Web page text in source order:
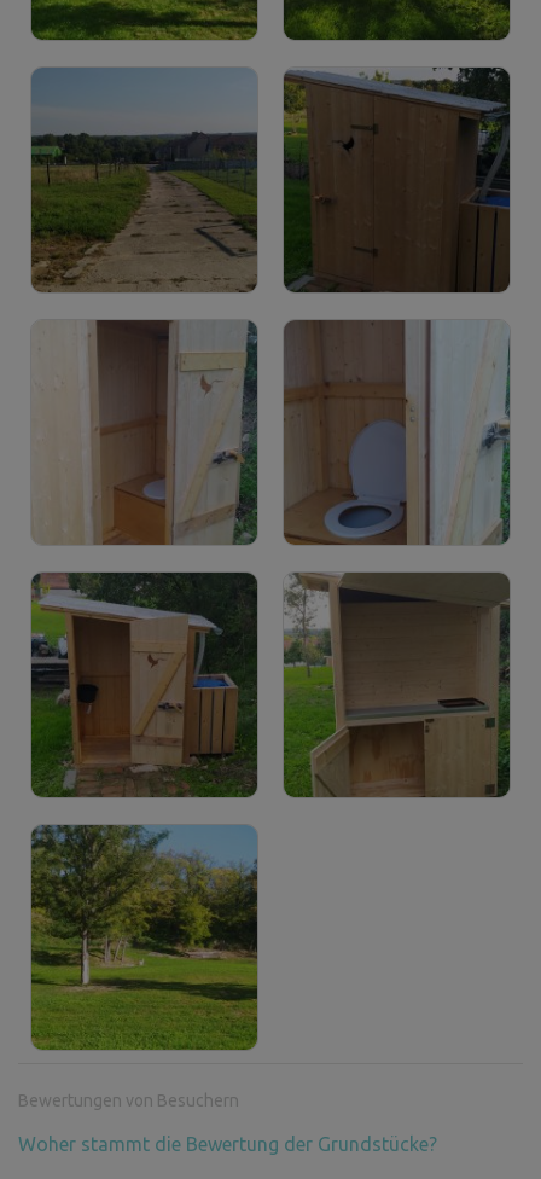
Bewertungen von Besuchern
Woher stammt die Bewertung der Grundstücke?